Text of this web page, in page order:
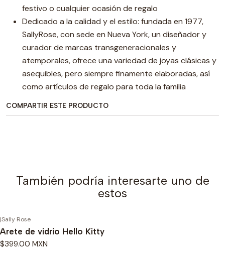
festivo o cualquier ocasión de regalo
Dedicado a la calidad y el estilo: fundada en 1977,
SallyRose, con sede en Nueva York, un diseñador y
curador de marcas transgeneracionales y
atemporales, ofrece una variedad de joyas clásicas y
asequibles, pero siempre finamente elaboradas, así
como artículos de regalo para toda la familia
COMPARTIR ESTE PRODUCTO
También podría interesarte uno de
estos
|Sally Rose
Arete de vidrio Hello Kitty
$399.00 MXN